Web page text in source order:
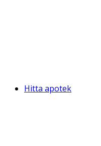
Hitta apotek